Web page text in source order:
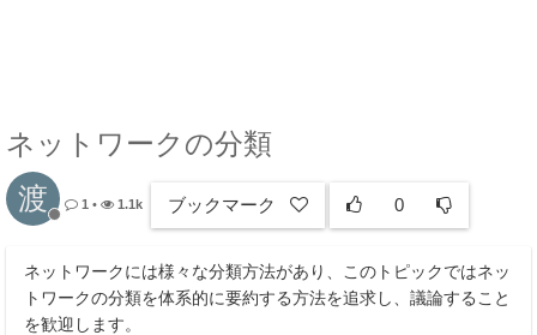
ネットワークの分類
渡 1 • 1.1k ブックマーク 0
ネットワークには様々な分類方法があり、このトピックではネッ
トワークの分類を体系的に要約する方法を追求し、議論すること
を歓迎します。